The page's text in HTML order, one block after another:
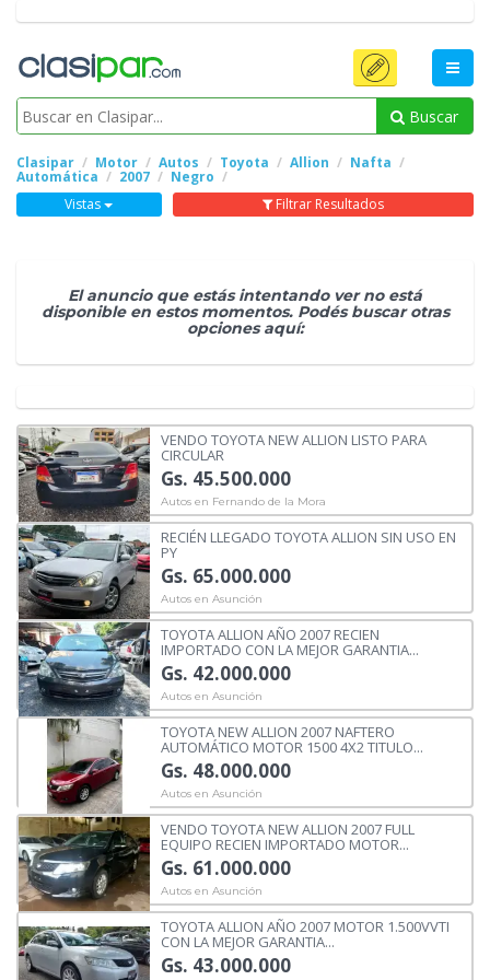
Buscar
Clasipar Motor Autos Toyota Allion Nafta
Automática 2007
Negro
Vistas
Filtrar Resultados
El anuncio que estás intentando ver no está
disponible en estos momentos. Podés buscar otras
opciones aquí:
VENDO TOYOTA NEW ALLION LISTO PARA
CIRCULAR
Gs. 45.500.000
Autos en Fernando de la Mora
RECIÉN LLEGADO TOYOTA ALLION SIN USO EN
PY
Gs. 65.000.000
Autos en Asunción
TOYOTA ALLION AÑO 2007 RECIEN
IMPORTADO CON LA MEJOR GARANTIA...
Gs. 42.000.000
Autos en Asunción
TOYOTA NEW ALLION 2007 NAFTERO
AUTOMÁTICO MOTOR 1500 4X2 TITULO...
Gs. 48.000.000
Autos en Asunción
VENDO TOYOTA NEW ALLION 2007 FULL
EQUIPO RECIEN IMPORTADO MOTOR...
Gs. 61.000.000
Autos en Asunción
TOYOTA ALLION AÑO 2007 MOTOR 1.500VVTI
CON LA MEJOR GARANTIA...
Gs. 43.000.000